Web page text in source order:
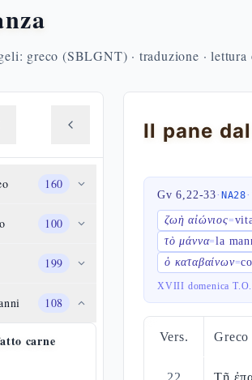
greco (SBLGNT) · traduzione · lettura
160
100
199
108
carne
Il pane
Gv 6,22-33· NA28·
ζωὴ αἰώνιος=
τὸ μάννα=la
ὁ καταβαίνων=
XVIII domenica
Vers. Greco
22
Τῇ